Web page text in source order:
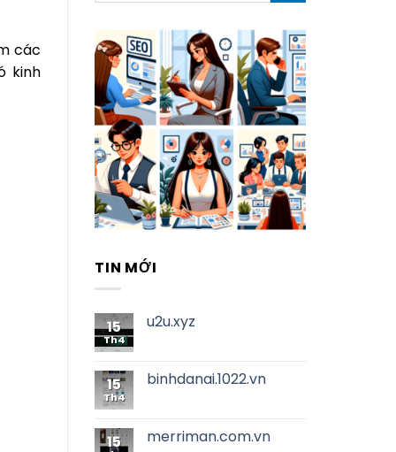
các
kinh
TIN MỚI
15
Th4
u2u.xyz
15
Th4
binhdanai.1022.vn
15 merriman.com.vn